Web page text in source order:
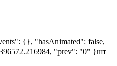
{}, "hasAnimated": false,
"prev": "0" }шт